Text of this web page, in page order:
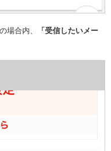
場合内、
「受信したいメー